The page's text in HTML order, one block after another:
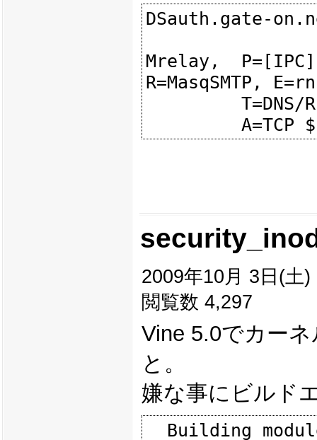
DSauth.gate-
Mrelay,  P=[IPC],
R=MasqSMTP,
2009年10月 3日(土
閲覧数 4,297
Vine 5.0でカー
と。
嫌な事にビルド